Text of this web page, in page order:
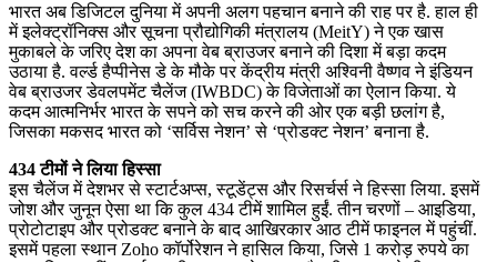
भारत अब डिजिटल दुनिया में अपनी अलग पहचान बनाने की राह पर है. हाल ही
में इलेक्ट्रॉनिक्स और सूचना प्रौद्योगिकी मंत्रालय (MeitY) ने एक खास
मुकाबले के जरिए देश का अपना वेब ब्राउजर बनाने की दिशा में बड़ा कदम
उठाया है. वर्ल्ड हैप्पीनेस डे के मौके पर केंद्रीय मंत्री अश्विनी वैष्णव ने इंडियन
वेब ब्राउजर डेवलपमेंट चैलेंज (IWBDC) के विजेताओं का ऐलान किया. ये
कदम आत्मनिर्भर भारत के सपने को सच करने की ओर एक बड़ी छलांग है,
जिसका मकसद भारत को ‘सर्विस नेशन’ से ‘प्रोडक्ट नेशन’ बनाना है.
434 टीमों ने लिया हिस्सा
इस चैलेंज में देशभर से स्टार्टअप्स, स्टूडेंट्स और रिसर्चर्स ने हिस्सा लिया. इसमें
जोश और जुनून ऐसा था कि कुल 434 टीमें शामिल हुईं. तीन चरणों – आइडिया,
प्रोटोटाइप और प्रोडक्ट बनाने के बाद आखिरकार आठ टीमें फाइनल में पहुंचीं.
इसमें पहला स्थान Zoho कॉर्पोरेशन ने हासिल किया, जिसे 1 करोड़ रुपये का